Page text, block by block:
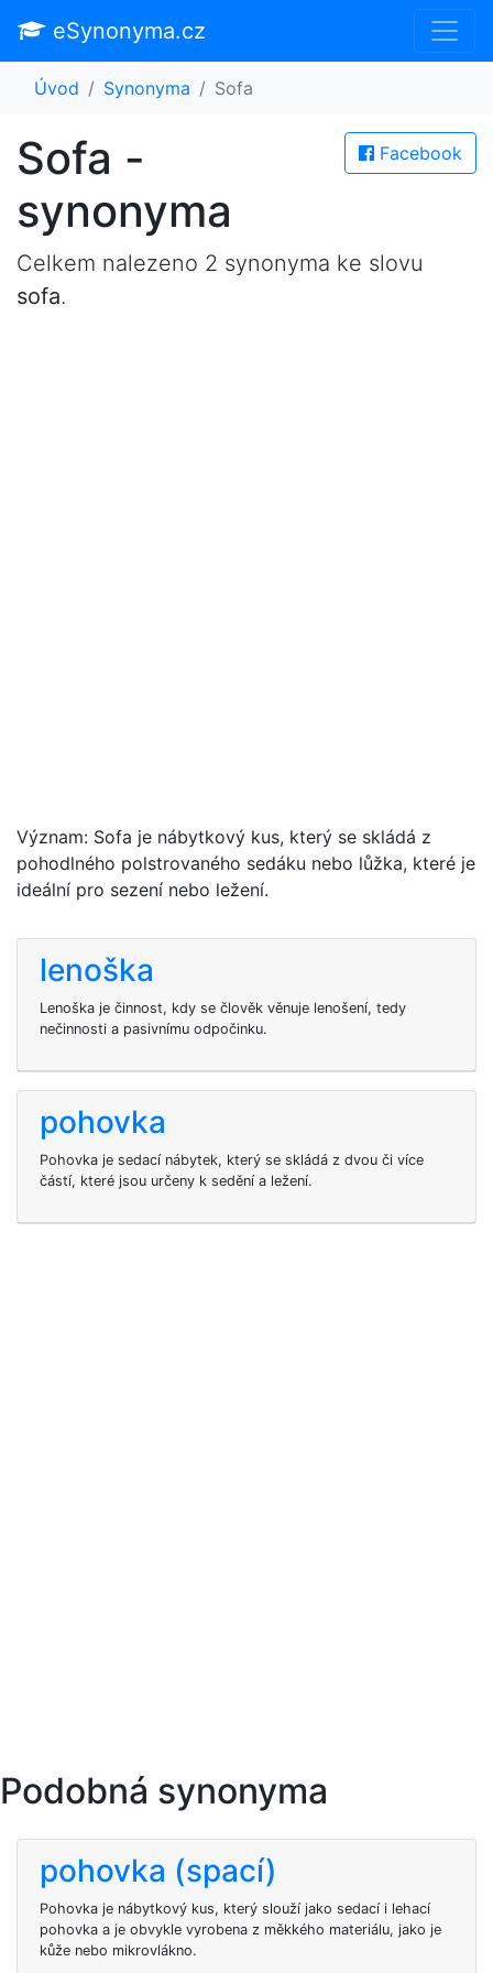
eSynonyma.cz
Úvod Synonyma Sofa
Facebook
Sofa -
synonyma
Celkem nalezeno 2 synonyma ke slovu
sofa.
Význam: Sofa je nábytkový kus, který se skládá z
pohodlného polstrovaného sedáku nebo lůžka, které je
ideální pro sezení nebo ležení.
lenoška
Lenoška je činnost, kdy se člověk věnuje lenošení, tedy
nečinnosti a pasivnímu odpočinku.
pohovka
Pohovka je sedací nábytek, který se skládá z dvou či více
částí, které jsou určeny k sedění a ležení.
Podobná synonyma
pohovka (spací)
Pohovka je nábytkový kus, který slouží jako sedací i lehací
pohovka a je obvykle vyrobena z měkkého materiálu, jako je
kůže nebo mikrovlákno.